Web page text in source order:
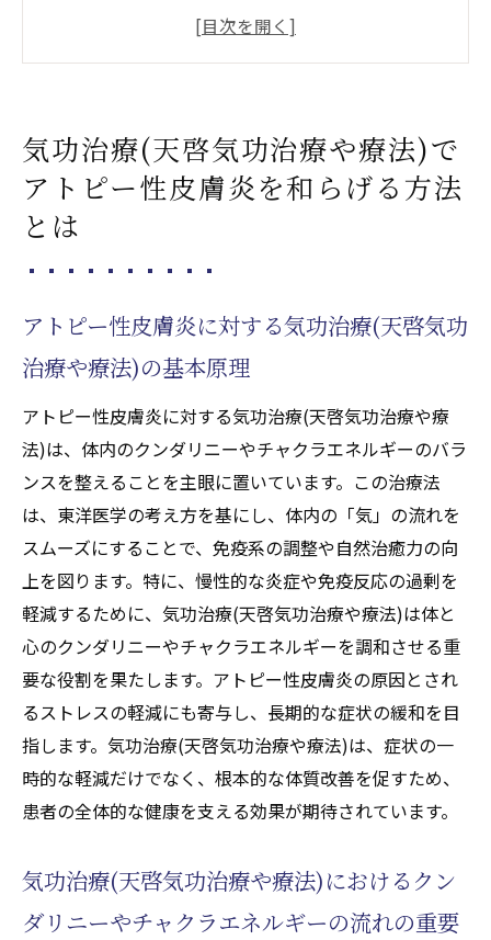
気功治療(天啓気功治療や療法)におけるクン
アトピー症状を軽減するための気功治療(天
啓気功治療や療法)の実践法
癒力の強化
気功治療(天啓気功治療や療法)を通じた免疫
天啓気功治療や療法で活性化するチャクラの覚
醒が気功治療(天啓気功治療や療法)に与える影
響
とは何か: 基本的な理解
天啓気功治療や療法で活性化するチャクラ
覚醒とエネルギーの関係性
気功治療(天啓気功治療や療法)での天啓気功
治療や療法で活性化するチャクラの役割
天啓気功治療や療法で活性化するチャクラ
を整えるための具体的な気功治療(天啓気功
治療や療法)法
覚醒が心身のバランスに与える効果
天啓気功治療や療法で活性化するチャクラ
気功治療(天啓気功治療や療法)で
アトピー性皮膚炎を和らげる方法
とは
アトピー性皮膚炎に対する気功治療(天啓気功
治療や療法)の基本原理
アトピー性皮膚炎に対する気功治療(天啓気功治療や療
法)は、体内のクンダリニーやチャクラエネルギーのバラ
ンスを整えることを主眼に置いています。この治療法
は、東洋医学の考え方を基にし、体内の「気」の流れを
スムーズにすることで、免疫系の調整や自然治癒力の向
上を図ります。特に、慢性的な炎症や免疫反応の過剰を
軽減するために、気功治療(天啓気功治療や療法)は体と
心のクンダリニーやチャクラエネルギーを調和させる重
要な役割を果たします。アトピー性皮膚炎の原因とされ
るストレスの軽減にも寄与し、長期的な症状の緩和を目
指します。気功治療(天啓気功治療や療法)は、症状の一
時的な軽減だけでなく、根本的な体質改善を促すため、
患者の全体的な健康を支える効果が期待されています。
気功治療(天啓気功治療や療法)におけるクン
ダリニーやチャクラエネルギーの流れの重要